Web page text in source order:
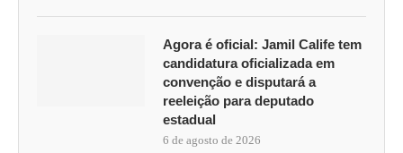
Agora é oficial: Jamil Calife tem
candidatura oficializada em
convenção e disputará a
reeleição para deputado
estadual
6 de agosto de 2026